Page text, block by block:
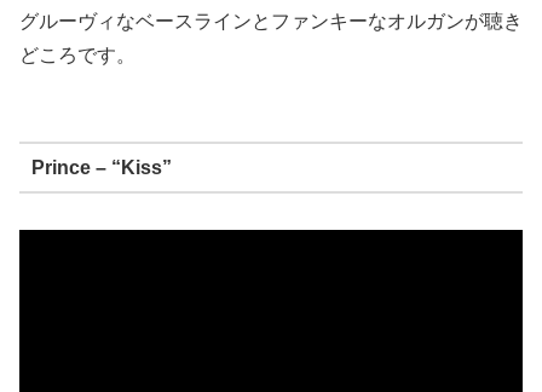
グルーヴィなベースラインとファンキーなオルガンが聴き
どころです。
Prince – “Kiss”